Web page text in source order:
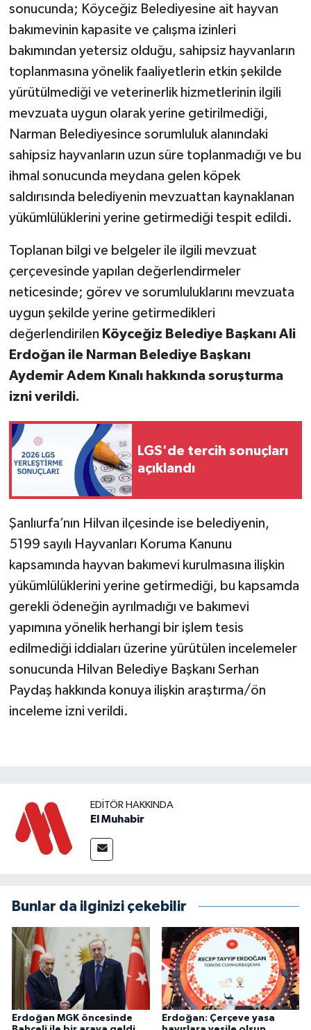
sonucunda; Köyceğiz Belediyesine ait hayvan
bakımevinin kapasite ve çalışma izinleri
bakımından yetersiz olduğu, sahipsiz hayvanların
toplanmasına yönelik faaliyetlerin etkin şekilde
yürütülmediği ve veterinerlik hizmetlerinin ilgili
mevzuata uygun olarak yerine getirilmediği,
Narman Belediyesince sorumluluk alanındaki
sahipsiz hayvanların uzun süre toplanmadığı ve bu
ihmal sonucunda meydana gelen köpek
saldırısında belediyenin mevzuattan kaynaklanan
yükümlülüklerini yerine getirmediği tespit edildi.
Toplanan bilgi ve belgeler ile ilgili mevzuat
çerçevesinde yapılan değerlendirmeler
neticesinde; görev ve sorumluluklarını mevzuata
uygun şekilde yerine getirmedikleri
değerlendirilen Köyceğiz Belediye Başkanı Ali
Erdoğan ile Narman Belediye Başkanı
Aydemir Adem Kınalı hakkında soruşturma
izni verildi.
LGS'de tercih sonuçları
açıklandı
Şanlıurfa’nın Hilvan ilçesinde ise belediyenin,
5199 sayılı Hayvanları Koruma Kanunu
kapsamında hayvan bakımevi kurulmasına ilişkin
yükümlülüklerini yerine getirmediği, bu kapsamda
gerekli ödeneğin ayrılmadığı ve bakımevi
yapımına yönelik herhangi bir işlem tesis
edilmediği iddiaları üzerine yürütülen incelemeler
sonucunda Hilvan Belediye Başkanı Serhan
Paydaş hakkında konuya ilişkin araştırma/ön
inceleme izni verildi.
EDITÖR HAKKINDA
El Muhabir
Bunlar da ilginizi çekebilir
Erdoğan MGK öncesinde
Erdoğan: Çerçeve yasa